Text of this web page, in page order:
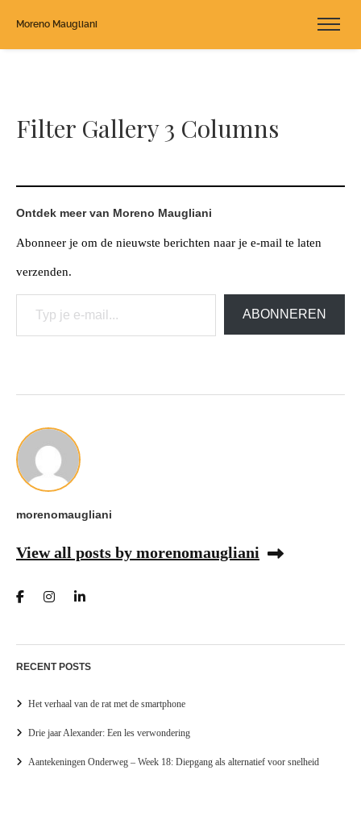
Moreno Maugliani
Filter Gallery 3 Columns
Ontdek meer van Moreno Maugliani
Abonneer je om de nieuwste berichten naar je e-mail te laten
verzenden.
Typ je e-mail...
ABONNEREN
morenomaugliani
View all posts by morenomaugliani
RECENT POSTS
Het verhaal van de rat met de smartphone
Drie jaar Alexander: Een les verwondering
Aantekeningen Onderweg – Week 18: Diepgang als alternatief voor snelheid